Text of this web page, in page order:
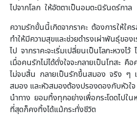
ไปจากโลก ให้อัตตาเป็นอมตะนิรันดร์กาล
ความรักขั้นนี้เกิดจากราคะ ต้องการให้ใค
ทำให้มีความสุขและช่วยดำรงเผ่าพันธุ์ของ
ไป จากราคะจะเริ่มเปลี่ยนเป็นโลภะหวงไ
เมื่อคนรักไม่ได้ดั่งใจจะกลายเป็นโทสะ คือ
ไม่จบสิ้น กลายเป็นรักขึ้นสมอง จริง ๆ
สมอง และหัวสมองต้องปรองดองกับหัวใจ
นำทาง ยอมทิ้งทุกอย่างเพื่อกระโดดไปใ
ที่สุดก็คงทิ้งได้แม้กระทั่งชีวิต